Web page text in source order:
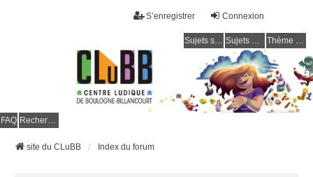
Connexion
S’enregistrer
Sujets sans réponse Sujets actifs Thème clair / foncé
FAQ Rechercher
site du CLuBB Index du forum